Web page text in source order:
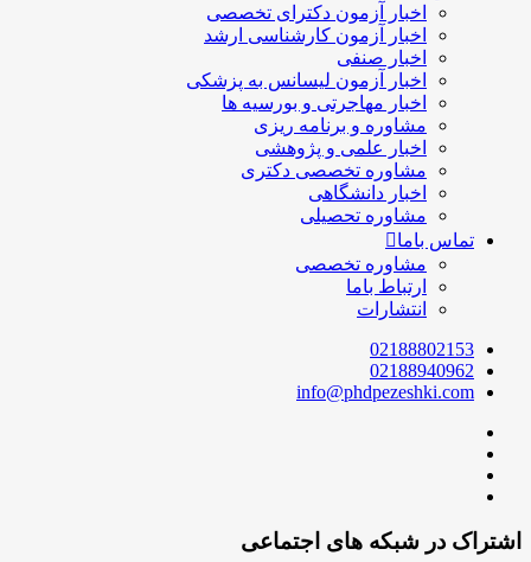
اخبار آزمون دکترای تخصصی
اخبار آزمون کارشناسی ارشد
اخبار صنفی
اخبار آزمون لیسانس به پزشکی
اخبار مهاجرتی و بورسیه ها
مشاوره و برنامه ریزی
اخبار علمی و پژوهشی
مشاوره تخصصی دکتری
اخبار دانشگاهی
مشاوره تحصیلی
تماس باما
مشاوره تخصصی
ارتباط باما
انتشارات
02188802153
02188940962
info@phdpezeshki.com
در شبکه های اجتماعی